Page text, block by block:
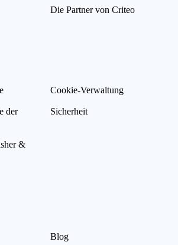
Die Partner von Criteo
der
&
Cookie-Verwaltung
Sicherheit
Blog